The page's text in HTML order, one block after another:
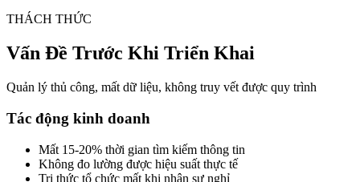
THÁCH THỨC
Vấn Đề Trước Khi Triển Khai
Quản lý thủ công, mất dữ liệu, không truy vết được quy trình
Tác động kinh doanh
Mất 15-20% thời gian tìm kiếm thông tin
Không đo lường được hiệu suất thực tế
Tri thức tổ chức mất khi nhân sự nghỉ